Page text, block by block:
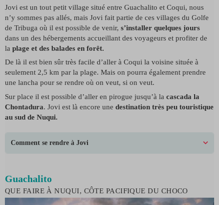
Jovi est un tout petit village situé entre Guachalito et Coqui, nous
n’y sommes pas allés, mais Jovi fait partie de ces villages du Golfe
de Tribuga où il est possible de venir, s’installer quelques jours
dans un des hébergements accueillant des voyageurs et profiter de
la plage et des balades en forêt.
De là il est bien sûr très facile d’aller à Coqui la voisine située à
seulement 2,5 km par la plage. Mais on pourra également prendre
une lancha pour se rendre où on veut, si on veut.
Sur place il est possible d’aller en pirogue jusqu’à la cascada la
Chontadura. Jovi est là encore une destination très peu touristique
au sud de Nuqui.
Comment se rendre à Jovi
Guachalito
QUE FAIRE À NUQUI, CÔTE PACIFIQUE DU CHOCO